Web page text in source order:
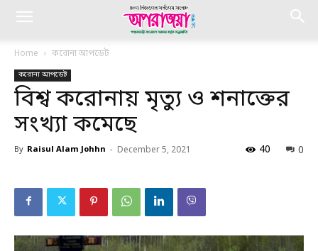
Home করোনা আপডেট
করোনা আপডেট
বিশ্ব করোনায় মৃত্যু ও শনাক্তের
সংখ্যা কমেছে
By Raisul Alam Johhn - December 5, 2021 0
40